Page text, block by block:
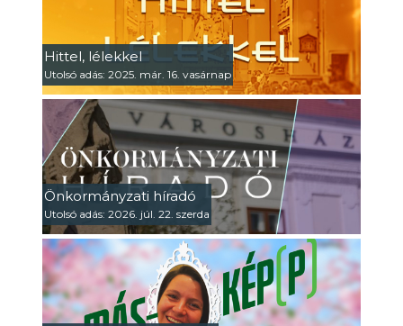
Hittel, lélekkel
Utolsó adás: 2025. már. 16. vasárnap
Önkormányzati híradó
Utolsó adás: 2026. júl. 22. szerda